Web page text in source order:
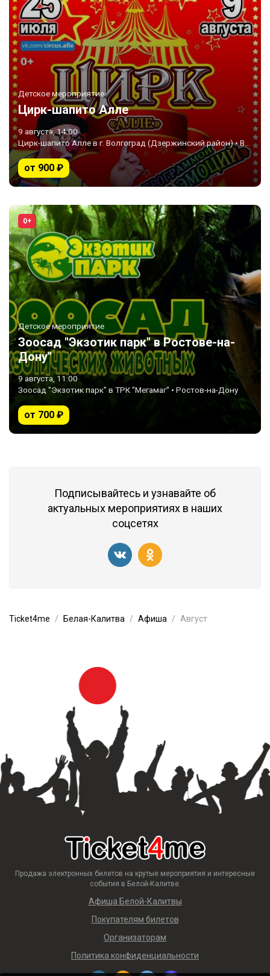
Детское мероприятие
Цирк-шапито Алле
9 августа, 14:00
от 900 ₽
0+
Детское мероприятие
Зоосад "Экзотик парк" в Ростове-на-
Дону"
9 августа, 11:00
Зоосад "Экзотик парк" в ТРК "Мегамаг" • Ростов-на-Дону
от 700 ₽
Подписывайтесь и узнавайте об
актуальных мероприятиях в наших
соцсетях
Ticket4me Белая-Калитва Афиша Август
Продажа электронных билетов на крутые мероприятия и интересные
события в Белой-Калитве.
Афиша Белой-Калитвы
Покупателям билетов
Организаторам
Политика конфиденциальности